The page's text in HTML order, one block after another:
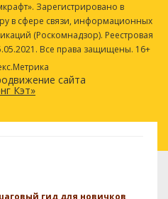
Зарегистрировано в
в сфере связи, информационных
(Роскомнадзор). Реестровая
Все права защищены. 16+
сайта
Кэт»
гид для новичков